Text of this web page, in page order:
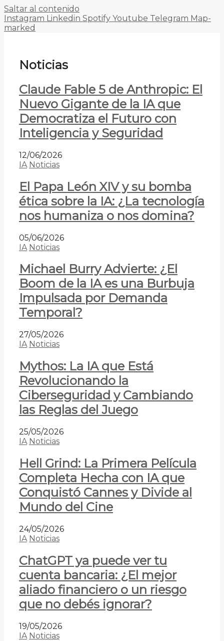
Saltar al contenido
Instagram Linkedin Spotify Youtube Telegram Map-
marked
Noticias
Claude Fable 5 de Anthropic: El
Nuevo Gigante de la IA que
Democratiza el Futuro con
Inteligencia y Seguridad
12/06/2026
IA Noticias
El Papa León XIV y su bomba
ética sobre la IA: ¿La tecnología
nos humaniza o nos domina?
05/06/2026
IA Noticias
Michael Burry Advierte: ¿El
Boom de la IA es una Burbuja
Impulsada por Demanda
Temporal?
27/05/2026
IA Noticias
Mythos: La IA que Está
Revolucionando la
Ciberseguridad y Cambiando
las Reglas del Juego
25/05/2026
IA Noticias
Hell Grind: La Primera Película
Completa Hecha con IA que
Conquistó Cannes y Divide al
Mundo del Cine
24/05/2026
IA Noticias
ChatGPT ya puede ver tu
cuenta bancaria: ¿El mejor
aliado financiero o un riesgo
que no debés ignorar?
19/05/2026
IA Noticias